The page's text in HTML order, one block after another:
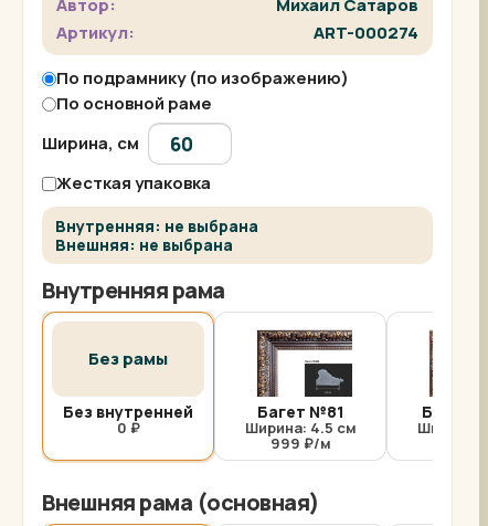
Автор:
Михаил Сатаров
Артикул:
ART-000274
По подрамнику (по изображению)
По основной раме
Ширина, см
Жесткая упаковка
Внутренняя: не выбрана
Внешняя: не выбрана
Внутренняя рама
Без рамы
Без внутренней
0 ₽
Багет №81
Ширина: 4.5 см
999 ₽/м
Багет
Ширина:
Внешняя рама (основная)